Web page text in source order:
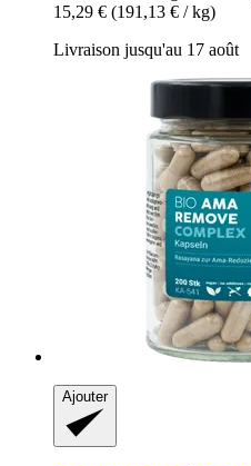
15,29 € (191,13 € / kg)
Livraison jusqu'au 17 août
Ajouter